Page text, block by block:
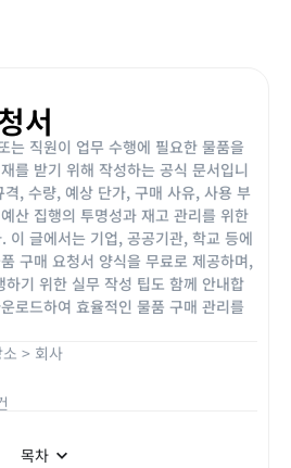
서
는 직원이 업무 수행에 필요한 물품을
를 받기 위해 작성하는 공식 문서입니
, 수량, 예상 단가, 구매 사유, 사용 부
산 집행의 투명성과 재고 관리를 위한
이 글에서는 기업, 공공기관, 학교 등에
구매 요청서 양식을 무료로 제공하며,
기 위한 실무 작성 팁도 함께 안내합
로드하여 효율적인 물품 구매 관리를
> 회사
목차